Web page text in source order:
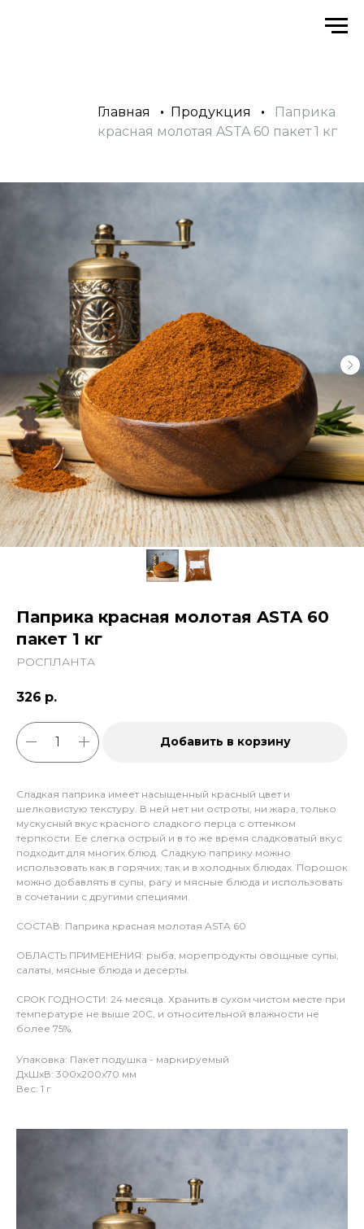
Главная • Продукция •
Паприка
красная молотая ASTA 60 пакет 1 кг
Паприка красная молотая ASTA 60
пакет 1 кг
РОСПЛАНТА
326 р.
Добавить в корзину
Сладкая паприка имеет насыщенный красный цвет и
шелковистую текстуру. В ней нет ни остроты, ни жара, только
мускусный вкус красного сладкого перца с оттенком
терпкости. Ее слегка острый и в то же время сладковатый вкус
подходит для многих блюд. Сладкую паприку можно
использовать как в горячих, так и в холодных блюдах. Порошок
можно добавлять в супы, рагу и мясные блюда и использовать
в сочетании с другими специями.
СОСТАВ: Паприка красная молотая ASTA 60
ОБЛАСТЬ ПРИМЕНЕНИЯ: рыба, морепродукты овощные супы,
салаты, мясные блюда и десерты.
СРОК ГОДНОСТИ: 24 месяца. Хранить в сухом чистом месте при
температуре не выше 20С, и относительной влажности не
более 75%.
Упаковка: Пакет подушка - маркируемый
ДxШxВ: 300x200x70 мм
Вес: 1 г